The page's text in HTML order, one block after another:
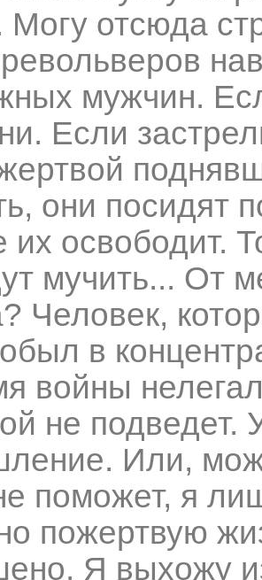
Могу отсюда
мужчин.
Если
они посидят
их освободит.
мучить... От
Человек,
в
войны
не
Или,
поможет, я
пожертвую
Я выхожу